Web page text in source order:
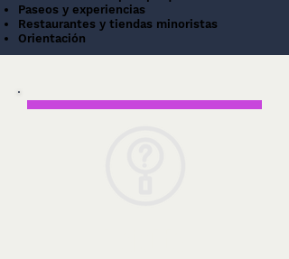
Paseos y experiencias
Restaurantes y tiendas minoristas
Orientación
guardianship, our three-pillar approach